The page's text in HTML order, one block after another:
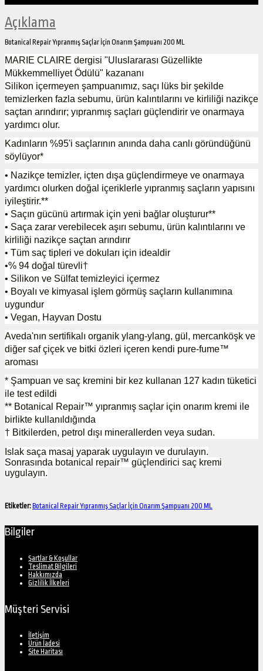
Açıklama
Botanical Repair Yıpranmış Saçlar İçin Onarım Şampuanı 200 ML
MARIE CLAIRE dergisi "Uluslararası Güzellikte
Mükkemmelliyet Ödülü" kazananı
Silikon içermeyen şampuanımız, saçı lüks bir şekilde
temizlerken fazla sebumu, ürün kalıntılarını ve kirliliği nazikçe
saçtan arındırır; yıpranmış saçları güçlendirir ve onarmaya
yardımcı olur.
Kadınların %95'i saçlarının anında daha canlı göründüğünü
söylüyor*
• Nazikçe temizler, içten dışa güçlendirmeye ve onarmaya
yardımcı olurken doğal içeriklerle yıpranmış saçların yapısını
iyileştirir.**
• Saçın gücünü artırmak için yeni bağlar oluşturur**
• Saça zarar verebilecek aşırı sebumu, ürün kalıntılarını ve
kirliliği nazikçe saçtan arındırır
• Tüm saç tipleri ve dokuları için idealdir
•% 94 doğal türevli†
• Silikon ve Sülfat temizleyici içermez
• Boyalı ve kimyasal işlem görmüş saçların kullanımına
uygundur
• Vegan, Hayvan Dostu
Aveda'nın sertifikalı organik ylang-ylang, gül, mercanköşk ve
diğer saf çiçek ve bitki özleri içeren kendi pure-fume™
aroması
* Şampuan ve saç kremini bir kez kullanan 127 kadın tüketici
ile test edildi
** Botanical Repair™ yıpranmış saçlar için onarım kremi ile
birlikte kullanıldığında
† Bitkilerden, petrol dışı minerallerden veya sudan.
Islak saça masaj yaparak uygulayın ve durulayın.
Sonrasında botanical repair™ güçlendirici saç kremi
uygulayın.
Etiketler:Botanical Repair Yıpranmış Saçlar İçin Onarım Şampuanı 200 ML
Bilgiler
Şartlar & Koşullar
Teslimat Bilgileri
Hakkımızda
Gizlilik İlkeleri
Müşteri Servisi
İletişim
Ürün İadesi
Site Haritası